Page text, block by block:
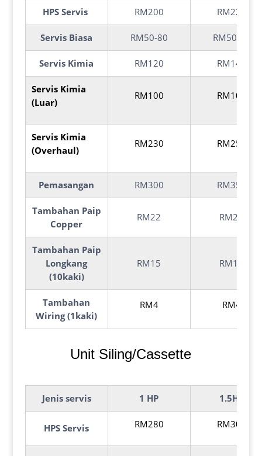
HPS Servis RM200 RM220
Servis Biasa RM50-80 RM50-80
Servis Kimia RM120 RM140
Servis Kimia
(Luar)
RM100 RM100
Servis Kimia
(Overhaul)
RM230 RM250
Pemasangan RM300 RM350
Tambahan Paip
Copper
RM22 RM24
Tambahan Paip
Longkang
(10kaki)
RM15 RM15
Tambahan
Wiring (1kaki)
RM4 RM4
Unit Siling/Cassette
Jenis servis 1 HP 1.5HP
HPS Servis RM280 RM300